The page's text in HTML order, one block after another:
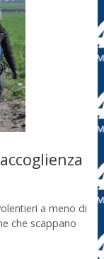
a meno di
che scappano